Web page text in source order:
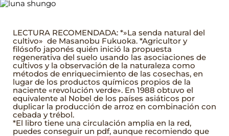
LECTURA RECOMENDADA: *»La senda natural del
cultivo» de Masanobu Fukuoka. *Agricultor y
filósofo japonés quién inició la propuesta
regenerativa del suelo usando las asociaciones de
cultivos y la observación de la naturaleza como
métodos de enriquecimiento de las cosechas, en
lugar de los productos químicos propios de la
naciente «revolución verde». En 1988 obtuvo el
equivalente al Nobel de los países asiáticos por
duplicar la producción de arroz en combinación con
cebada y trébol.
*El libro tiene una circulación amplia en la red,
puedes conseguir un pdf, aunque recomiendo que